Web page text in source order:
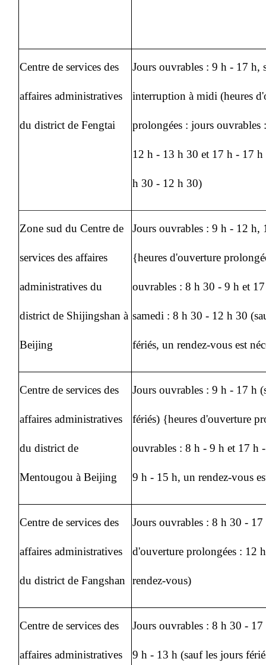
Centre de services des
affaires administratives
du district de Fengtai
Jours ouvrables : 9 h - 17 h,
interruption à midi (heures
prolongées : jours
12 h - 13 h 30 et 17 h - 17 h
h 30 - 12 h 30)
Zone sud du Centre de
services des affaires
administratives du
district de Shijingshan à
Beijing
Jours ouvrables : 9 h - 12 h,
{heures d'ouverture
ouvrables : 8 h 30 - 9 h et
samedi : 8 h 30 - 12 h 30
fériés, un rendez-vous est
Centre de services des
affaires administratives
du district de
Mentougou à Beijing
Jours ouvrables : 9 h - 17 h
fériés) {heures d'ouverture
ouvrables : 8 h - 9 h et 17 h
9 h - 15 h, un rendez-vous
Centre de services des
affaires administratives
du district de Fangshan
Jours ouvrables : 8 h 30 - 17
d'ouverture prolongées : 12
rendez-vous)
Centre de services des
affaires administratives
Jours ouvrables : 8 h 30 -
9 h - 13 h (sauf les jours